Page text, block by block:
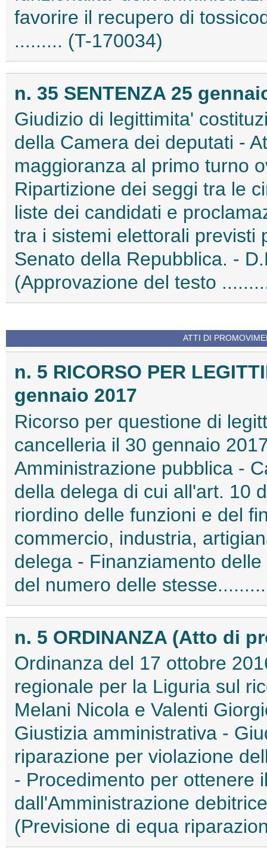
favorire il recupero di
......... (T-170034)
n. 35 SENTENZA 25
Giudizio di legittimita'
della Camera dei deputati -
maggioranza al primo turno
Ripartizione dei seggi tra le
liste dei candidati e
tra i sistemi elettorali previsti
Senato della Repubblica. -
(Approvazione del testo
ATTI DI
n. 5 RICORSO PER
gennaio 2017
Ricorso per questione di
cancelleria il 30 gennaio
Amministrazione pubblica -
della delega di cui all'art. 10
riordino delle funzioni e del
commercio, industria,
delega - Finanziamento
del numero delle
n. 5 ORDINANZA (Atto di
Ordinanza del 17 ottobre
regionale per la Liguria sul
Melani Nicola e Valenti
Giustizia amministrativa -
riparazione per violazione
- Procedimento per ottenere
dall'Amministrazione
(Previsione di equa